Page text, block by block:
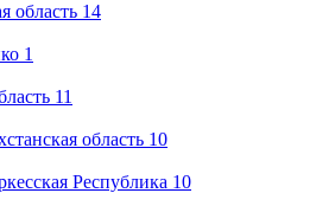
область 14
1
11
область 10
Республика 10